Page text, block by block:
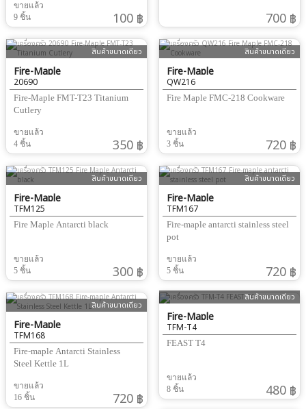
ขายแล้ว
9 ชิ้น
100 ฿ 700 ฿
สินค้าขนาดเดียว
Fire-Maple
20690
Fire-Maple FMT-T23 Titanium
Cutlery
ขายแล้ว
4 ชิ้น
350 ฿
สินค้าขนาดเดียว
Fire-Maple
QW216
Fire Maple FMC-218 Cookware
ขายแล้ว
3 ชิ้น
720 ฿
สินค้าขนาดเดียว
Fire-Maple
TFM125
Fire Maple Antarcti black
ขายแล้ว
5 ชิ้น
300 ฿
สินค้าขนาดเดียว
Fire-Maple
TFM167
Fire-maple antarcti stainless steel
pot
ขายแล้ว
5 ชิ้น
720 ฿
สินค้าขนาดเดียว
Fire-Maple
TFM168
Fire-maple Antarcti Stainless
Steel Kettle 1L
ขายแล้ว
16 ชิ้น
720 ฿
สินค้าขนาดเดียว
Fire-Maple
TFM-T4
FEAST T4
ขายแล้ว
8 ชิ้น
480 ฿